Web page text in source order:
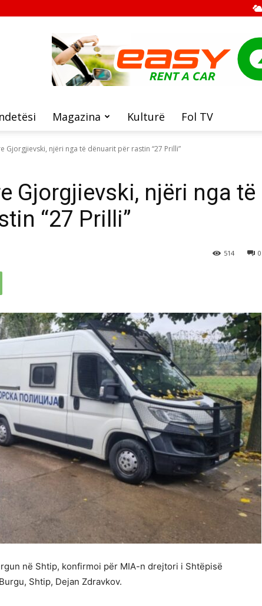
Magazina Kulturë Fol TV
Gjorgjievski, njëri nga të dënuarit për rastin “27 Prilli”
Gjorgjievski, njëri nga të
“27 Prilli”
0
514
në Shtip, konfirmoi për MIA-n drejtori i Shtëpisë
Shtip, Dejan Zdravkov.